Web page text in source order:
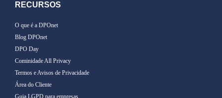
RECURSOS
O que é a DPOnet
Blog DPOnet
DPO Day
Cominidade All Privacy
Termos e Avisos de Privacidade
Área do Cliente
Guia LGPD para empresas